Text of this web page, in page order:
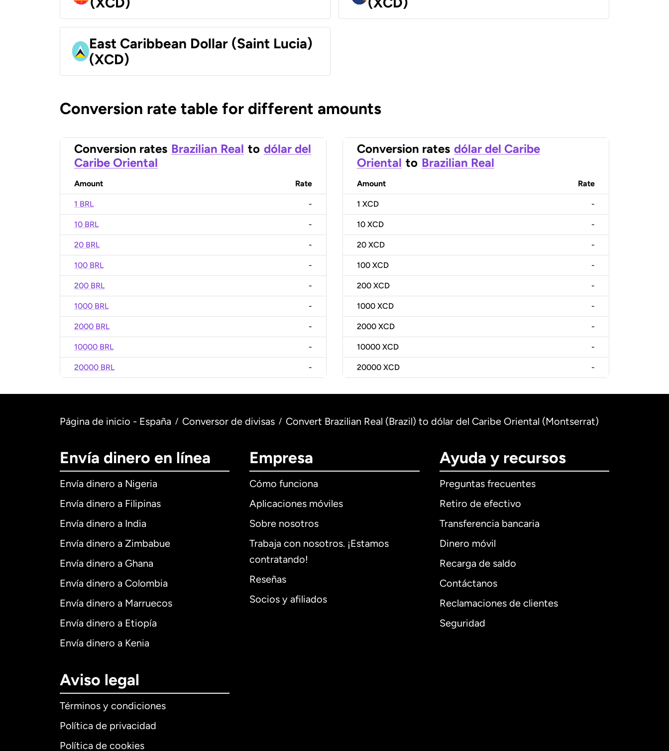
East Caribbean Dollar (Saint Lucia)
(XCD)
Conversion rate table for different amounts
Conversion rates Brazilian Real to dólar del
Caribe Oriental
Amount Rate
1 BRL -
10 BRL -
20 BRL -
100 BRL -
200 BRL -
1000 BRL -
2000 BRL -
10000 BRL -
20000 BRL -
Conversion rates dólar del Caribe
Oriental to Brazilian Real
Amount Rate
1 XCD -
10 XCD -
20 XCD -
100 XCD -
200 XCD -
1000 XCD -
2000 XCD -
10000 XCD -
20000 XCD -
Página de inicio - España / Conversor de divisas / Convert Brazilian Real (Brazil) to dólar del Caribe Oriental (Montserrat)
Envía dinero en línea
Envía dinero a Nigeria
Envía dinero a Filipinas
Envía dinero a India
Envía dinero a Zimbabue
Envía dinero a Ghana
Envía dinero a Colombia
Envía dinero a Marruecos
Envía dinero a Etiopía
Envía dinero a Kenia
Empresa
Cómo funciona
Aplicaciones móviles
Sobre nosotros
Trabaja con nosotros. ¡Estamos
contratando!
Reseñas
Socios y afiliados
Ayuda y recursos
Preguntas frecuentes
Retiro de efectivo
Transferencia bancaria
Dinero móvil
Recarga de saldo
Contáctanos
Reclamaciones de clientes
Seguridad
Aviso legal
Términos y condiciones
Política de privacidad
Política de cookies